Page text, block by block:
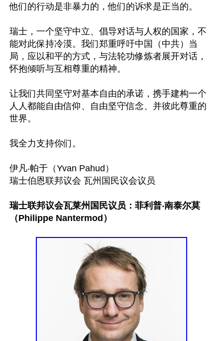
他们的行动是非暴力的，他们的诉求是正当的。
瑞士，一个坚守中立、倡导对话与人权的国家，不
能对此保持冷漠。我们郑重呼吁中国（中共）当
局，应以和平的方式，与法轮功修炼者展开对话，
怀抱倾听与互相尊重的精神。
让我们共同坚守对基本自由的承诺，携手建构一个
人人都能自由信仰、自由坚守信念、并彼此尊重的
世界。
我全力支持你们。
伊凡‧帕于（Yvan Pahud）
瑞士伯恩联邦议会 瓦州国民议会议员
瑞士联邦议会瓦莱州国民议员：菲利普‧南泰尔莫
（Philippe Nantermod）